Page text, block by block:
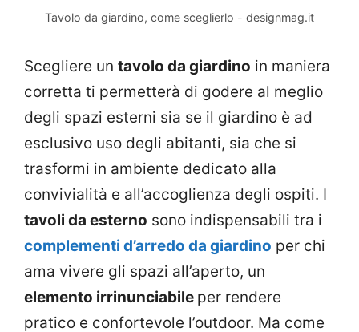
Tavolo da giardino, come sceglierlo - designmag.it
Scegliere un tavolo da giardino in maniera
corretta ti permetterà di godere al meglio
degli spazi esterni sia se il giardino è ad
esclusivo uso degli abitanti, sia che si
trasformi in ambiente dedicato alla
convivialità e all’accoglienza degli ospiti. I
tavoli da esterno sono indispensabili tra i
complementi d’arredo da giardino per chi
ama vivere gli spazi all’aperto, un
elemento irrinunciabile per rendere
pratico e confortevole l’outdoor. Ma come